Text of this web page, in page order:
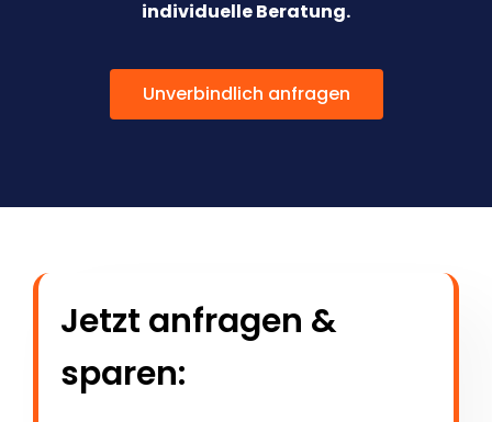
individuelle Beratung.
Unverbindlich anfragen
Jetzt anfragen &
sparen: